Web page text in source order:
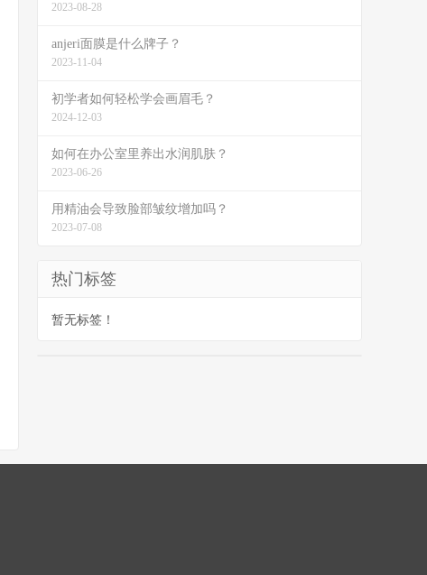
2023-08-28
anjeri面膜是什么牌子？
2023-11-04
初学者如何轻松学会画眉毛？
2024-12-03
如何在办公室里养出水润肌肤？
2023-06-26
用精油会导致脸部皱纹增加吗？
2023-07-08
热门标签
暂无标签！